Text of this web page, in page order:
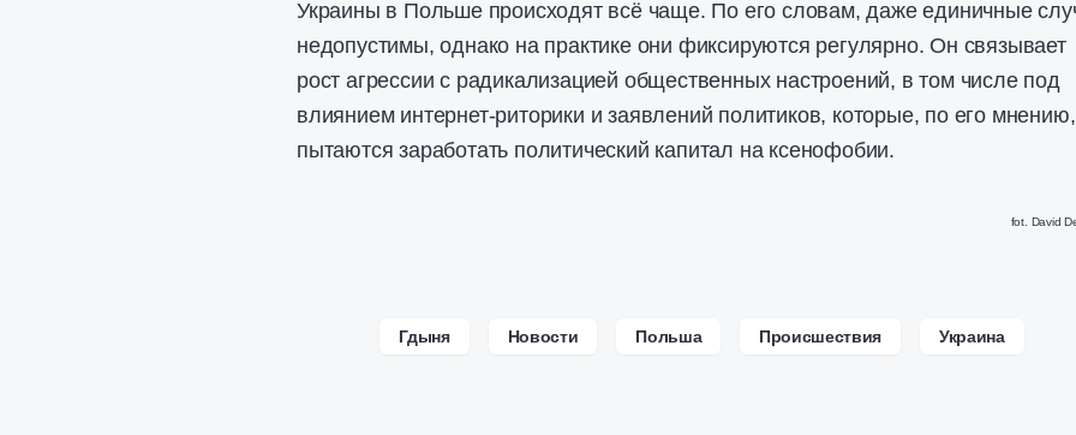
Украины в Польше происходят всё чаще. По его словам, даже единичные
недопустимы, однако на практике они фиксируются регулярно. Он связывает
рост агрессии с радикализацией общественных настроений, в том числе под
влиянием интернет-риторики и заявлений политиков, которые, по его мнению,
пытаются заработать политический капитал на ксенофобии.
fot. David
Гдыня Новости Польша Происшествия Украина